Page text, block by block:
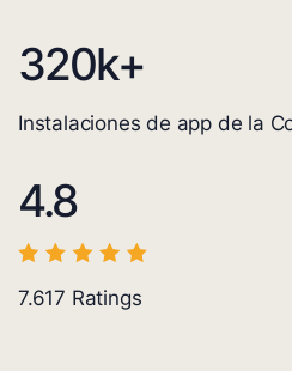
320k+
Instalaciones de app de la
4.8
7.617 Ratings